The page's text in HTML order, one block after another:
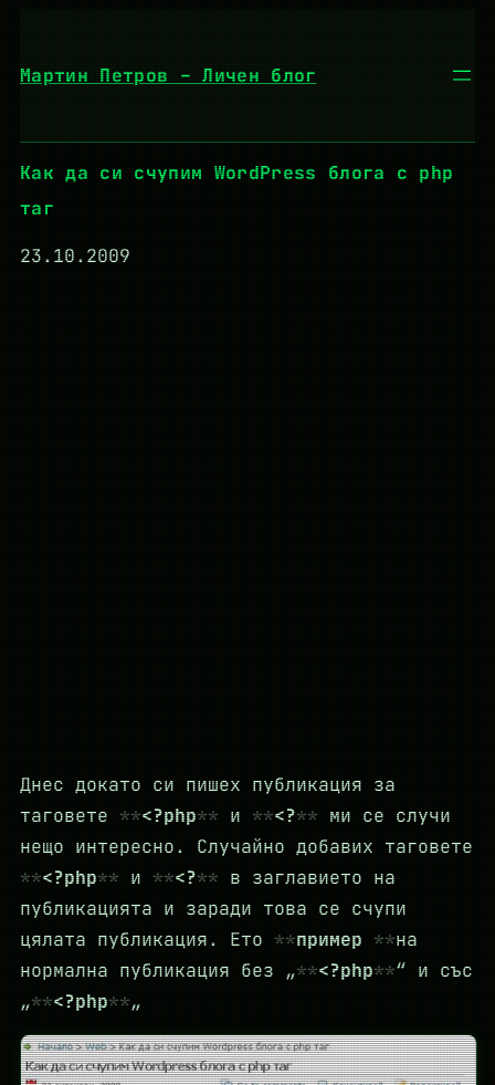
Мартин Петров – Личен блог
Как да си счупим WordPress блога с php
таг
23.10.2009
Днес докато си пишех публикация за
таговете
<?php и <?
ми се случи
нещо интересно. Случайно добавих таговете
<?php
и <?
в заглавието на
публикацията и заради това се счупи
цялата публикация. Ето
пример
на
нормална публикация без „
<?php
“ и със
„
<?php „